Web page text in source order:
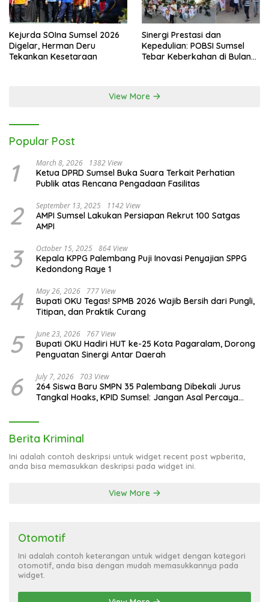
Kejurda SOIna Sumsel 2026
Digelar, Herman Deru
Tekankan Kesetaraan
Sinergi Prestasi dan
Kepedulian: POBSI Sumsel
Tebar Keberkahan di Bulan
View More
Popular Post
1 March 8, 2026 1382 View
Ketua DPRD Sumsel Buka Suara Terkait Perhatian
Publik atas Rencana Pengadaan Fasilitas
2 September 13, 2025 1142 View
AMPI Sumsel Lakukan Persiapan Rekrut 100 Satgas
AMPI
3 October 15, 2025 864 View
Kepala KPPG Palembang Puji Inovasi Penyajian SPPG
Kedondong Raye 1
4 May 26, 2026 777 View
Bupati OKU Tegas! SPMB 2026 Wajib Bersih dari Pungli,
Titipan, dan Praktik Curang
5 June 23, 2026 767 View
Bupati OKU Hadiri HUT ke-25 Kota Pagaralam, Dorong
Penguatan Sinergi Antar Daerah
6 July 7, 2026 703 View
264 Siswa Baru SMPN 35 Palembang Dibekali Jurus
Tangkal Hoaks, KPID Sumsel: Jangan Asal Percaya
Berita Kriminal
Ini adalah contoh deskripsi untuk widget recent post wpberita,
anda bisa memasukkan deskripsi pada widget ini.
View More
Otomotif
Ini adalah contoh keterangan untuk widget dengan kategori
otomotif, anda bisa dengan mudah memasukkannya pada
widget.